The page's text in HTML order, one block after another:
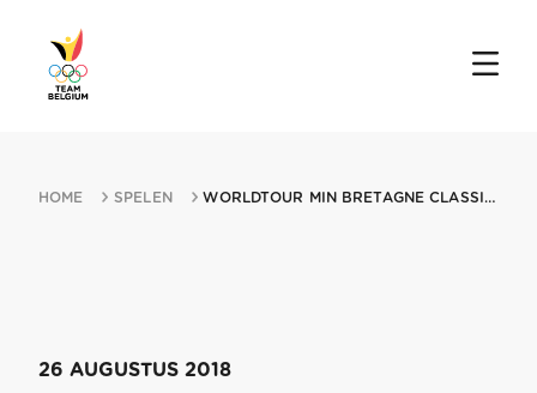
HOME SPELEN WORLDTOUR MIN BRETAGNE CLASSIC 26082018 PLOUAY
26 AUGUSTUS 2018